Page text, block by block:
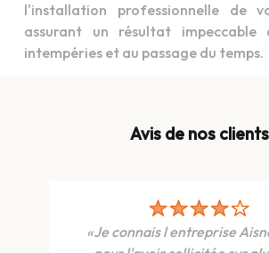
l'installation professionnelle de
assurant un résultat impeccable
intempéries et au passage du temps.
Avis de nos clients
«Je connais l entreprise